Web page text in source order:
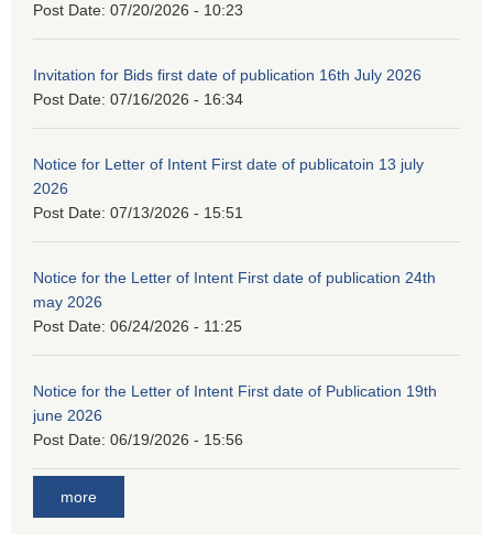
Post Date: 07/20/2026 - 10:23
Invitation for Bids first date of publication 16th July 2026
Post Date: 07/16/2026 - 16:34
Notice for Letter of Intent First date of publicatoin 13 july
2026
Post Date: 07/13/2026 - 15:51
Notice for the Letter of Intent First date of publication 24th
may 2026
Post Date: 06/24/2026 - 11:25
Notice for the Letter of Intent First date of Publication 19th
june 2026
Post Date: 06/19/2026 - 15:56
more